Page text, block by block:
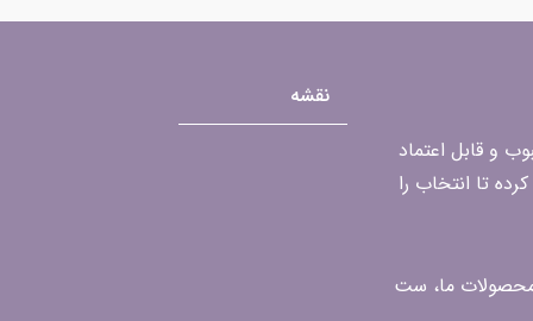
و قابل اعتماد
تا انتخاب را
محصولات ما، ست
نقشه